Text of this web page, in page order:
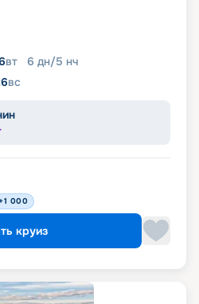
вт 6 дн/5 нч
вс
000
круиз